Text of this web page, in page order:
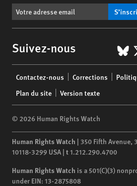
Suivez-nous
menu
Contactez-nous Corrections
Plan du site
Version texte
© 2026 Human Rights Watch
Human Rights Watch | 350 Fifth Avenue,
10118-3299 USA | t1.212.290.4700
Human Rights Watch is a 501(C)(3)
under EIN: 13-2875808